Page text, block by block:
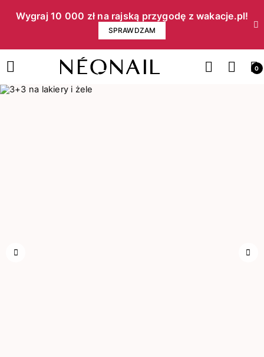
Wygraj 10 000 zł na rajską przygodę z wakacje.pl!​
SPRAWDZAM
0